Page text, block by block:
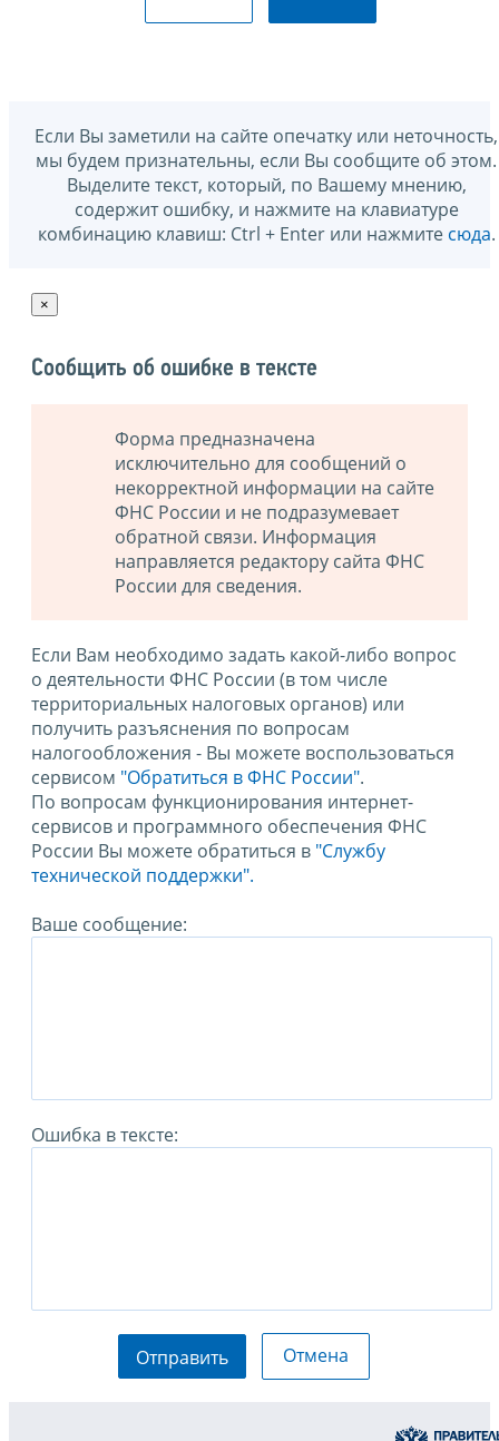
Если Вы заметили на сайте опечатку или неточность,
мы будем признательны, если Вы сообщите об этом.
Выделите текст, который, по Вашему мнению,
содержит ошибку, и нажмите на клавиатуре
комбинацию клавиш: Ctrl + Enter или нажмите сюда.
×
Сообщить об ошибке в тексте
Форма предназначена
исключительно для сообщений о
некорректной информации на сайте
ФНС России и не подразумевает
обратной связи. Информация
направляется редактору сайта ФНС
России для сведения.
Если Вам необходимо задать какой-либо вопрос
о деятельности ФНС России (в том числе
территориальных налоговых органов) или
получить разъяснения по вопросам
налогообложения - Вы можете воспользоваться
сервисом "Обратиться в ФНС России".
По вопросам функционирования интернет-
сервисов и программного обеспечения ФНС
России Вы можете обратиться в "Службу
технической поддержки".
Ваше сообщение:
Ошибка в тексте:
Отправить Отмена